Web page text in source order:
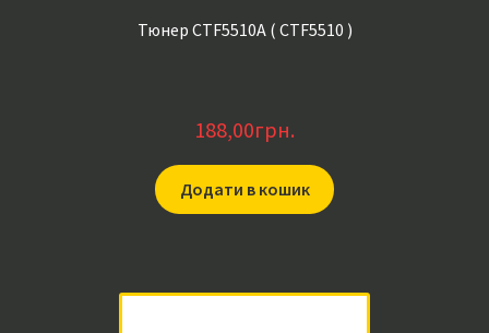
Тюнер CTF5510A ( CTF5510 )
188,00грн.
Додати в кошик